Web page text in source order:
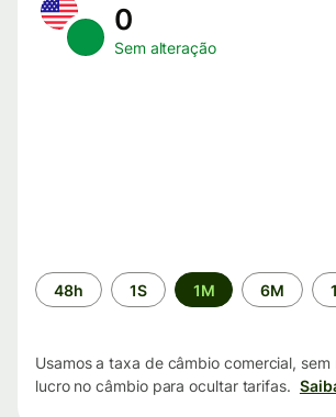
0
Sem alteração
Período
de
48h 1S 1M 6M
Usamos a taxa de câmbio comercial, sem
lucro no câmbio para ocultar tarifas.